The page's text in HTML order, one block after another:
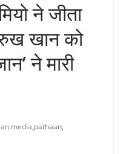
ने जीता
खान को
ने मारी
media,pathaan,